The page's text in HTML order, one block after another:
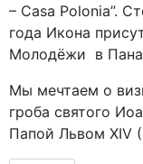
– Casa Polonia”.
года Икона
Молодёжи в
Мы мечтаем о
гроба святого
Папой Львом XIV